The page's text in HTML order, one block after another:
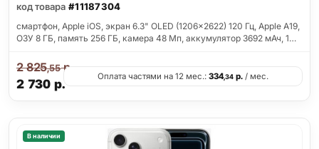
код товара #11187304
смартфон, Apple iOS, экран 6.3" OLED (1206x2622) 120 Гц, Apple A19,
ОЗУ 8 ГБ, память 256 ГБ, камера 48 Мп, аккумулятор 3692 мАч, 1…
2 730 р.
2 825,55р.
Оплата частями на 12 мес.: 334,34 р. / мес.
В наличии